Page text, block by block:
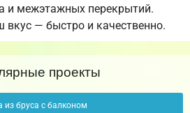
и межэтажных перекрытий.
вкус — быстро и качественно.
проекты
из бруса с балконом